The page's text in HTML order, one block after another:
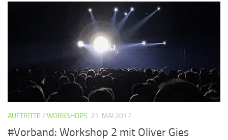
AUFTRITTE / WORKSHOPS 21. MAI 2017
#Vorband: Workshop 2 mit Oliver Gies